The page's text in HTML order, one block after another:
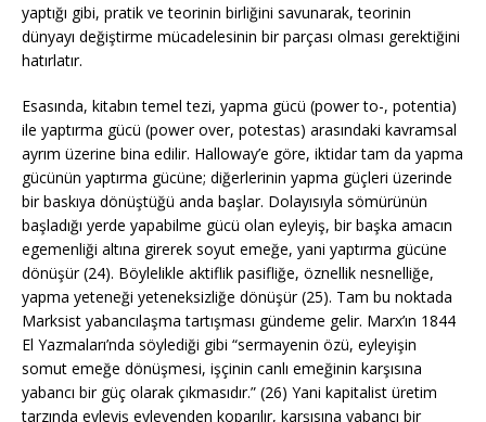
yaptığı gibi, pratik ve teorinin birliğini savunarak, teorinin
dünyayı değiştirme mücadelesinin bir parçası olması gerektiğini
hatırlatır.
Esasında, kitabın temel tezi, yapma gücü (power to-, potentia)
ile yaptırma gücü (power over, potestas) arasındaki kavramsal
ayrım üzerine bina edilir. Halloway’e göre, iktidar tam da yapma
gücünün yaptırma gücüne; diğerlerinin yapma güçleri üzerinde
bir baskıya dönüştüğü anda başlar. Dolayısıyla sömürünün
başladığı yerde yapabilme gücü olan eyleyiş, bir başka amacın
egemenliği altına girerek soyut emeğe, yani yaptırma gücüne
dönüşür (24). Böylelikle aktiflik pasifliğe, öznellik nesnelliğe,
yapma yeteneği yeteneksizliğe dönüşür (25). Tam bu noktada
Marksist yabancılaşma tartışması gündeme gelir. Marx’ın 1844
El Yazmaları’nda söylediği gibi “sermayenin özü, eyleyişin
somut emeğe dönüşmesi, işçinin canlı emeğinin karşısına
yabancı bir güç olarak çıkmasıdır.” (26) Yani kapitalist üretim
tarzında eyleyiş eyleyenden koparılır, karşısına yabancı bir